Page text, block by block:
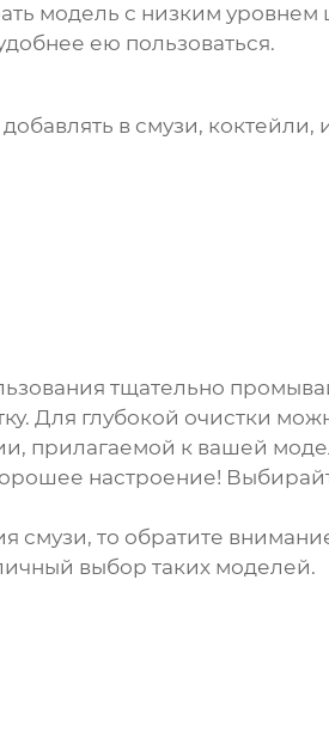
модель с низким уровнем
ею пользоваться.
в смузи, коктейли,
тщательно
Для глубокой очистки
прилагаемой к вашей
настроение!
смузи, то обратите
выбор таких моделей.